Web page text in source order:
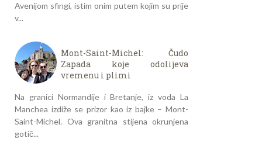
Avenijom sfingi, istim onim putem kojim su prije
v...
Mont-Saint-Michel: Čudo
Zapada koje odolijeva
vremenu i plimi
Na granici Normandije i Bretanje, iz voda La
Manchea izdiže se prizor kao iz bajke – Mont-
Saint-Michel. Ova granitna stijena okrunjena
gotič...